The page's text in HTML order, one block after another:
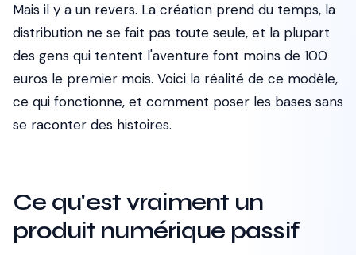
Mais il y a un revers. La création prend du temps, la
distribution ne se fait pas toute seule, et la plupart
des gens qui tentent l'aventure font moins de 100
euros le premier mois. Voici la réalité de ce modèle,
ce qui fonctionne, et comment poser les bases sans
se raconter des histoires.
Ce qu'est vraiment un
produit numérique passif